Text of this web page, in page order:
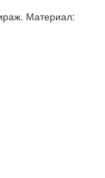
Материал: